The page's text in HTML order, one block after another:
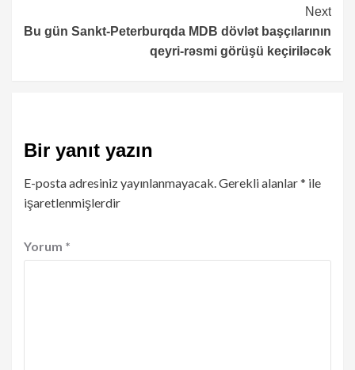
Next
Bu gün Sankt-Peterburqda MDB dövlət başçılarının
qeyri-rəsmi görüşü keçiriləcək
Bir yanıt yazın
E-posta adresiniz yayınlanmayacak.Gerekli alanlar* ile
işaretlenmişlerdir
Yorum *